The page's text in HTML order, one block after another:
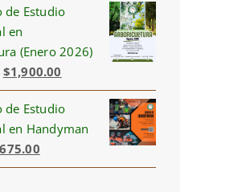
de Estudio
en
(Enero 2026)
Original
price
was:
$2,400.00.
$1,900.00
price
is:
$1,900.00.
de Estudio
en Handyman
675.00Current
price